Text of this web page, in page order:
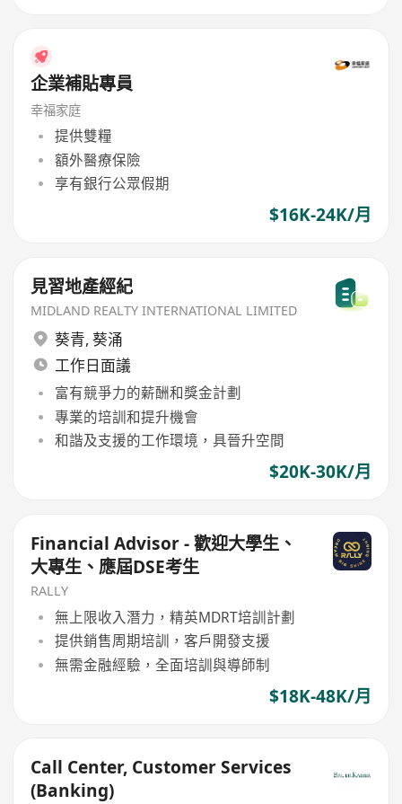
企業補貼專員
幸福家庭
提供雙糧
額外醫療保險
享有銀行公眾假期
$16K-24K/月
見習地產經紀
MIDLAND REALTY INTERNATIONAL LIMITED
葵青, 葵涌
工作日面議
富有競爭力的薪酬和獎金計劃
專業的培訓和提升機會
和諧及支援的工作環境，具晉升空間
$20K-30K/月
Financial Advisor - 歡迎大學生、
大專生、應屆DSE考生
RALLY
無上限收入潛力，精英MDRT培訓計劃
提供銷售周期培訓，客戶開發支援
無需金融經驗，全面培訓與導師制
$18K-48K/月
Call Center, Customer Services
(Banking)